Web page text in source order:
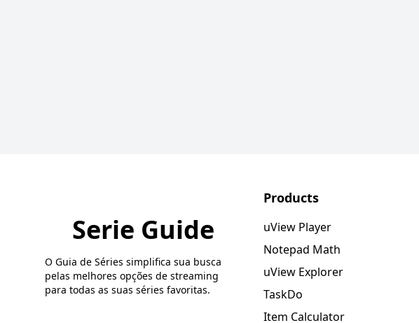
Serie Guide
O Guia de Séries simplifica sua busca
pelas melhores opções de streaming
para todas as suas séries favoritas.
Products
uView Player
Notepad Math
uView Explorer
TaskDo
Item Calculator